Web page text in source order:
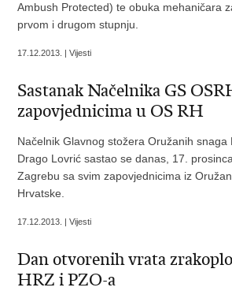
Ambush Protected) te obuka mehaničara
prvom i drugom stupnju.
17.12.2013. | Vijesti
Sastanak Načelnika GS
zapovjednicima u OS RH
Načelnik Glavnog stožera Oružanih snaga
Drago Lovrić sastao se danas, 17.
Zagrebu sa svim zapovjednicima iz
Hrvatske.
17.12.2013. | Vijesti
Dan otvorenih vrata
HRZ i PZO-a